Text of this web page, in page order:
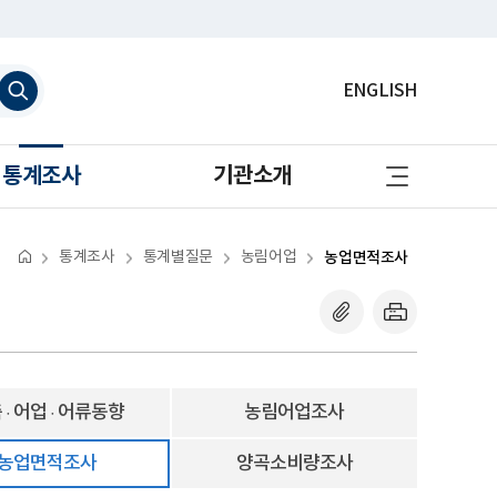
ENGLISH
통계조사 기관소개
사
이
로
가
통계조사 통계별질문 농림어업 농업면적조사
어업 · 어류동향 농림어업조사
업면적조사 양곡소비량조사